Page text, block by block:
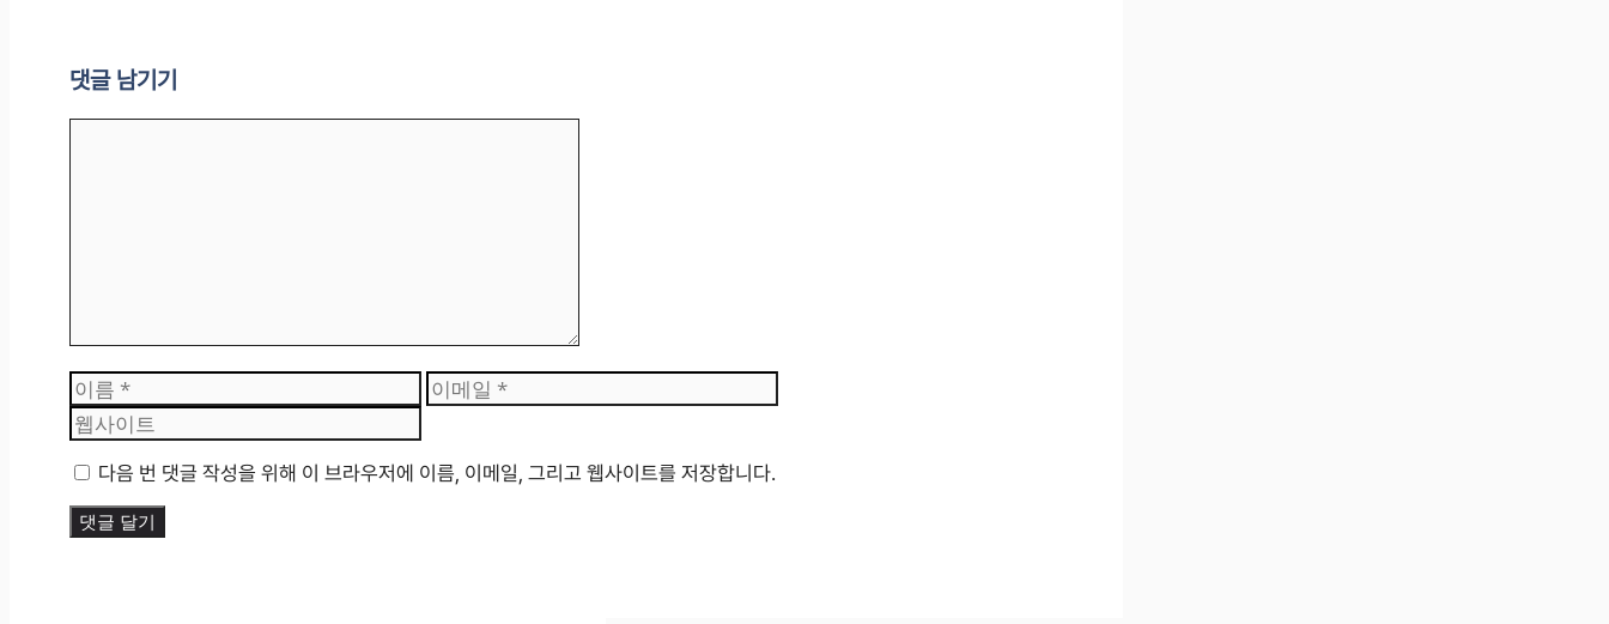
댓글 남기기
이
름
이
메
사
다음 번 댓글 작성을 위해 이 브라우저에 이름, 이메일, 그리고 웹사이트를 저장합니다.